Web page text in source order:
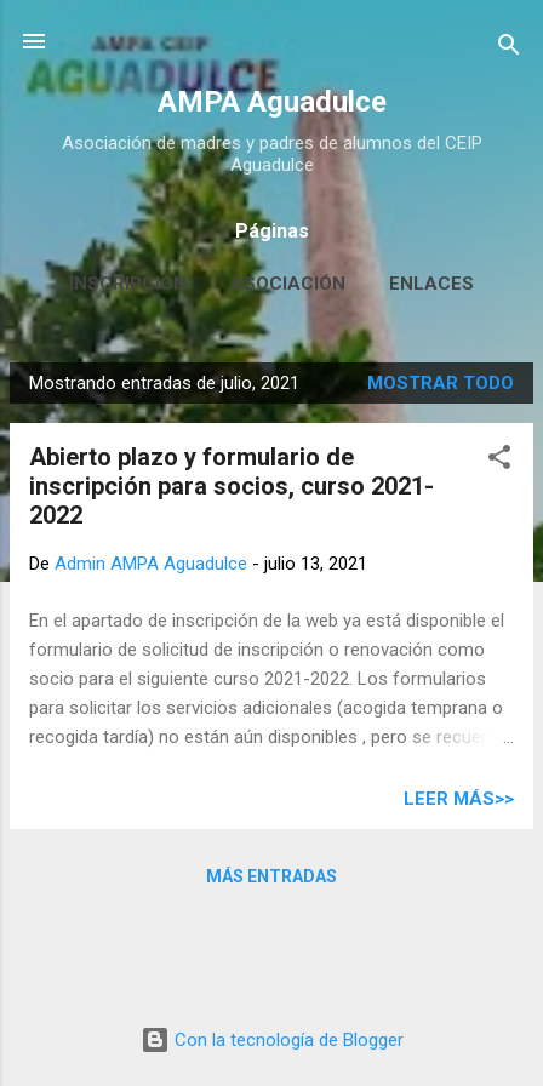
Ir al contenido principal
AMPA Aguadulce
Asociación de madres y padres de alumnos del CEIP
Aguadulce
Páginas
INSCRIPCIÓN ASOCIACIÓN ENLACES
CONTACTO MÁS… HUERTO ESCOLAR
E
n
Mostrando entradas de julio, 2021 MOSTRAR TODO
Abierto plazo y formulario de
inscripción para socios, curso 2021-
2022
De Admin AMPA Aguadulce - julio 13, 2021
En el apartado de inscripción de la web ya está disponible el
formulario de solicitud de inscripción o renovación como
socio para el siguiente curso 2021-2022. Los formularios
para solicitar los servicios adicionales (acogida temprana o
recogida tardía) no están aún disponibles , pero se recuerda
socio, por lo que invitamos a los padres interesados a que
pago de 20€ por familia y por el curso entero .
LEER MÁS>>
MÁS ENTRADAS
Con la tecnología de Blogger